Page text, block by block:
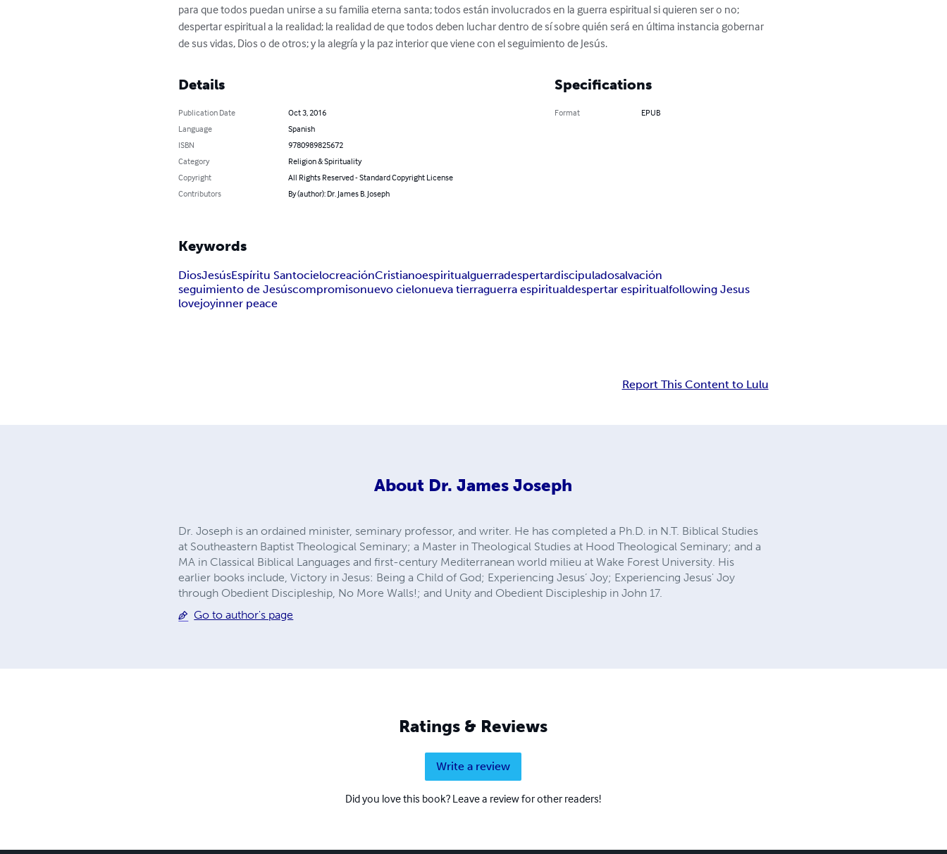
para que todos puedan unirse a su familia eterna santa; todos están involucrados en la guerra espiritual si quieren ser o no;
despertar espiritual a la realidad; la realidad de que todos deben luchar dentro de sí sobre quién será en última instancia gobernar
de sus vidas, Dios o de otros; y la alegría y la paz interior que viene con el seguimiento de Jesús.
Details
Publication Date
Oct 3, 2016
Language
Spanish
ISBN
9780989825672
Category
Religion & Spirituality
Copyright
All Rights Reserved - Standard Copyright License
Contributors
By (author): Dr. James B. Joseph
Specifications
Format EPUB
Keywords
DiosJesúsEspíritu SantocielocreaciónCristianoespiritualguerradespertardiscipuladosalvación
seguimiento de Jesúscompromisonuevo cielonueva tierraguerra espiritualdespertar espiritualfollowing Jesus
lovejoyinner peace
Report This Content to Lulu
About Dr. James Joseph
Dr. Joseph is an ordained minister, seminary professor, and writer. He has completed a Ph.D. in N.T. Biblical Studies
at Southeastern Baptist Theological Seminary; a Master in Theological Studies at Hood Theological Seminary; and a
MA in Classical Biblical Languages and first-century Mediterranean world milieu at Wake Forest University. His
earlier books include, Victory in Jesus: Being a Child of God; Experiencing Jesus’ Joy; Experiencing Jesus' Joy
through Obedient Discipleship, No More Walls!; and Unity and Obedient Discipleship in John 17.
Go to author's page
Ratings & Reviews
Write a review
Did you love this book? Leave a review for other readers!